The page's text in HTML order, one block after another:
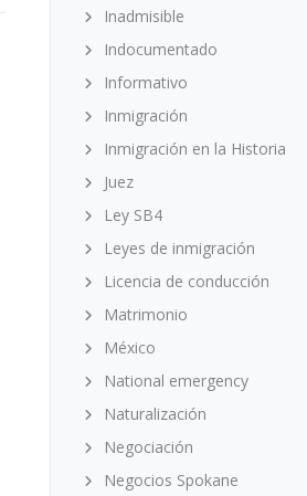
Inadmisible
Indocumentado
Informativo
Inmigración
Inmigración en la Historia
Juez
Ley SB4
Leyes de inmigración
Licencia de conducción
Matrimonio
México
National emergency
Naturalización
Negociación
Negocios Spokane